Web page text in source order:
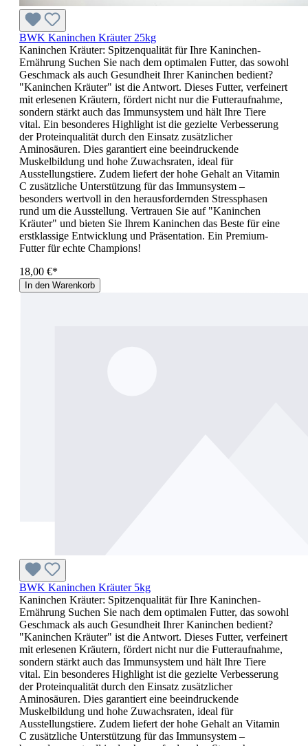
BWK Kaninchen Kräuter 25kg
Kaninchen Kräuter: Spitzenqualität für Ihre Kaninchen-
Ernährung Suchen Sie nach dem optimalen Futter, das sowohl
Geschmack als auch Gesundheit Ihrer Kaninchen bedient?
"Kaninchen Kräuter" ist die Antwort. Dieses Futter, verfeinert
mit erlesenen Kräutern, fördert nicht nur die Futteraufnahme,
sondern stärkt auch das Immunsystem und hält Ihre Tiere
vital. Ein besonderes Highlight ist die gezielte Verbesserung
der Proteinqualität durch den Einsatz zusätzlicher
Aminosäuren. Dies garantiert eine beeindruckende
Muskelbildung und hohe Zuwachsraten, ideal für
Ausstellungstiere. Zudem liefert der hohe Gehalt an Vitamin
C zusätzliche Unterstützung für das Immunsystem –
besonders wertvoll in den herausfordernden Stressphasen
rund um die Ausstellung. Vertrauen Sie auf "Kaninchen
Kräuter" und bieten Sie Ihrem Kaninchen das Beste für eine
erstklassige Entwicklung und Präsentation. Ein Premium-
Futter für echte Champions!
18,00 €*
In den Warenkorb
BWK Kaninchen Kräuter 5kg
Kaninchen Kräuter: Spitzenqualität für Ihre Kaninchen-
Ernährung Suchen Sie nach dem optimalen Futter, das sowohl
Geschmack als auch Gesundheit Ihrer Kaninchen bedient?
"Kaninchen Kräuter" ist die Antwort. Dieses Futter, verfeinert
mit erlesenen Kräutern, fördert nicht nur die Futteraufnahme,
sondern stärkt auch das Immunsystem und hält Ihre Tiere
vital. Ein besonderes Highlight ist die gezielte Verbesserung
der Proteinqualität durch den Einsatz zusätzlicher
Aminosäuren. Dies garantiert eine beeindruckende
Muskelbildung und hohe Zuwachsraten, ideal für
Ausstellungstiere. Zudem liefert der hohe Gehalt an Vitamin
C zusätzliche Unterstützung für das Immunsystem –